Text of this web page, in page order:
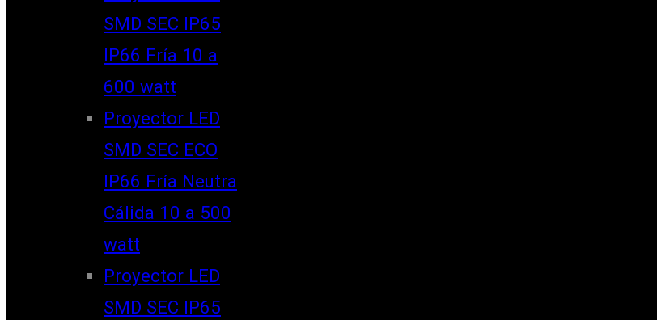
SMD SEC IP65
IP66 Fría 10 a
600 watt
Proyector LED
SMD SEC ECO
IP66 Fría Neutra
Cálida 10 a 500
watt
Proyector LED
SMD SEC IP65